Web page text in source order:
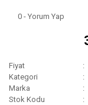
0 - Yorum Yap
Fiyat
Kategori
Marka
Stok Kodu